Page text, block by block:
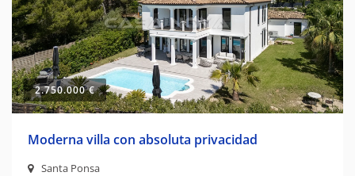
2.750.000 €
Moderna villa con absoluta privacidad
Santa Ponsa